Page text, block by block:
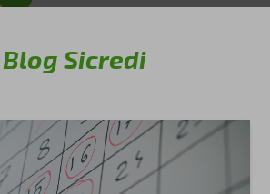
Blog Sicredi